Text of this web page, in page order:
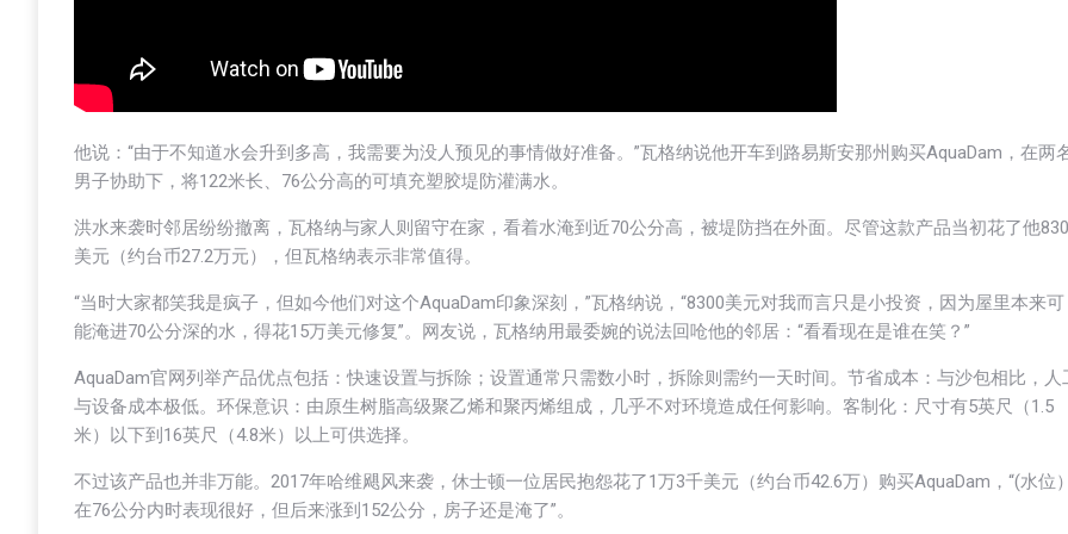
他说：“由于不知道水会升到多高，我需要为没人预见的事情做好准备。”瓦格纳说他开车到路易斯安那州购买AquaDam，在两
男子协助下，将122米长、76公分高的可填充塑胶堤防灌满水。
洪水来袭时邻居纷纷撤离，瓦格纳与家人则留守在家，看着水淹到近70公分高，被堤防挡在外面。尽管这款产品当初花了他
美元（约台币27.2万元），但瓦格纳表示非常值得。
“当时大家都笑我是疯子，但如今他们对这个AquaDam印象深刻，”瓦格纳说，“8300美元对我而言只是小投资，因为屋里本来可
能淹进70公分深的水，得花15万美元修复”。网友说，瓦格纳用最委婉的说法回呛他的邻居：“看看现在是谁在笑？”
AquaDam官网列举产品优点包括：快速设置与拆除；设置通常只需数小时，拆除则需约一天时间。节省成本：与沙包相比，人
与设备成本极低。环保意识：由原生树脂高级聚乙烯和聚丙烯组成，几乎不对环境造成任何影响。客制化：尺寸有5英尺（1.5
米）以下到16英尺（4.8米）以上可供选择。
不过该产品也并非万能。2017年哈维飓风来袭，休士顿一位居民抱怨花了1万3千美元（约台币42.6万）购买AquaDam，“(水位）
在76公分内时表现很好，但后来涨到152公分，房子还是淹了”。